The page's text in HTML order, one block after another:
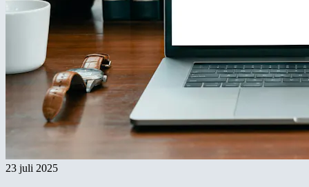
23 juli 2025